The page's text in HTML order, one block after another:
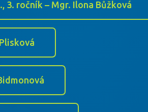
3. ročník – Mgr. Ilona Bůžková